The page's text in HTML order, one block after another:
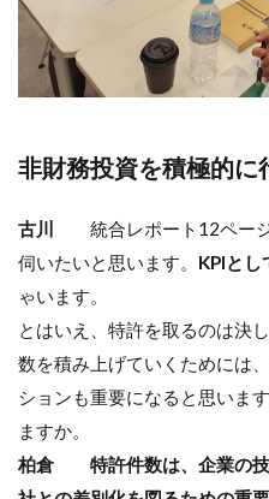
非財務投資を積極的に
古川
統合レポート12ページ
伺いたいと思います。 KPIとし
ゃいます。
とはいえ、特許を取るのは決
数を積み上げていくためには
ションも重要になると思いま
ますか。
柏倉
特許件数は、企業の